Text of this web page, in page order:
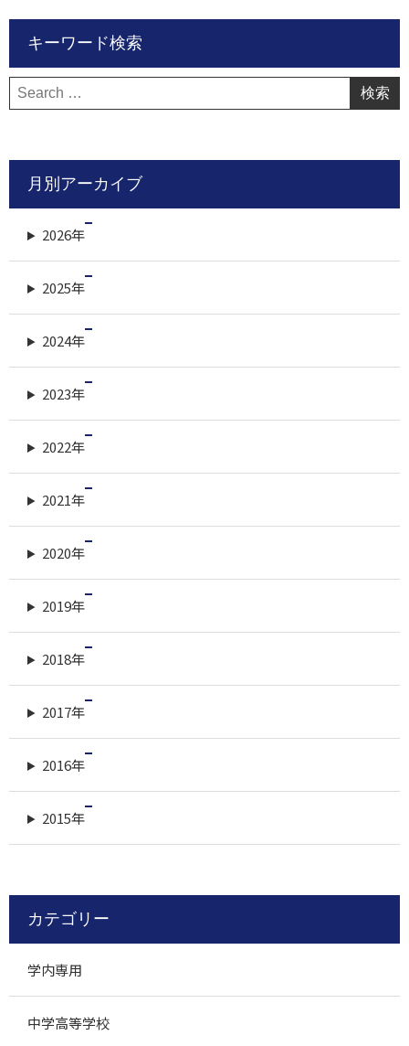
キーワード検索
検
索:
月別アーカイブ
2026年
2025年
2024年
2023年
2022年
2021年
2020年
2019年
2018年
2017年
2016年
2015年
カテゴリー
学内専用
中学高等学校